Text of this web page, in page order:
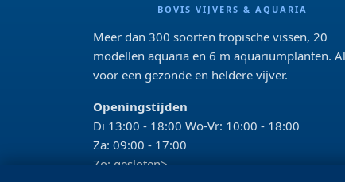
BOVIS VIJVERS & AQUARIA
Meer dan 300 soorten tropische vissen, 20
modellen aquaria en 6 m aquariumplanten.
voor een gezonde en heldere vijver.
Openingstijden
Di 13:00 - 18:00 Wo-Vr: 10:00 - 18:00
Za: 09:00 - 17:00
Zo: gesloten>